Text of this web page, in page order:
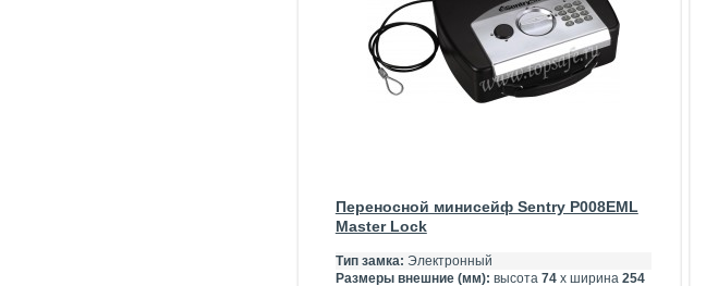
Переносной минисейф Sentry P008EML
Master Lock
Тип замка: Электронный
Размеры внешние (мм): высота 74х ширина 254